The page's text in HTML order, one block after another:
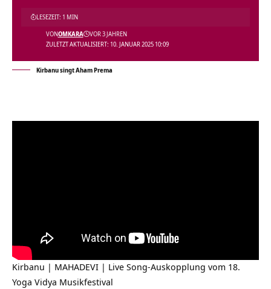
ZULETZT AKTUALISIERT: 10. JANUAR 2025 10:09
VONOMKARA VOR 3 JAHREN
LESEZEIT: 1 MIN
Kirbanu singt Aham Prema
Kirbanu | MAHADEVI | Live Song-Auskopplung vom 18.
Yoga Vidya Musikfestival